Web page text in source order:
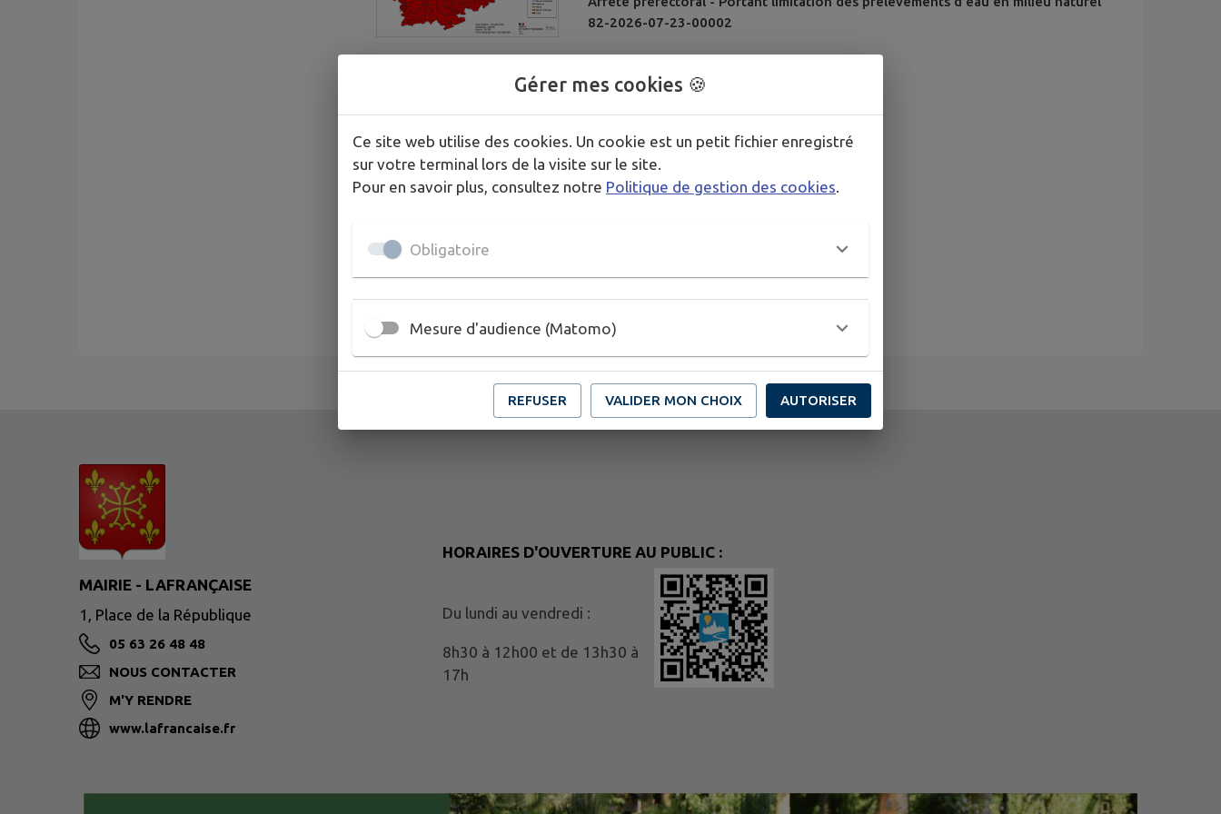
82-2026-07-23-00002
MAIRIE - LAFRANÇAISE
1, Place de la République
05 63 26 48 48
NOUS CONTACTER
M'Y RENDRE
www.lafrancaise.fr
HORAIRES D'OUVERTURE AU PUBLIC :
Du lundi au vendredi :
8h30 à 12h00 et de 13h30 à
17h
Gérer mes cookies 🍪
Ce site web utilise des cookies. Un cookie est un petit fichier enregistré
sur votre terminal lors de la visite sur le site.
Pour en savoir plus, consultez notre Politique de gestion des cookies.
Obligatoire
Mesure d'audience (Matomo)
REFUSER VALIDER MON CHOIX AUTORISER